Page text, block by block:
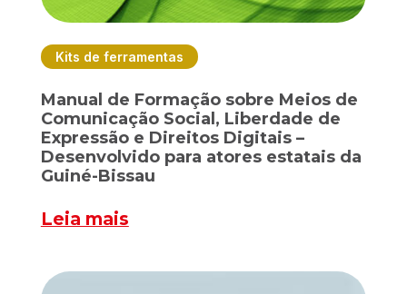
Kits de ferramentas
Manual de Formação sobre Meios de
Comunicação Social, Liberdade de
Expressão e Direitos Digitais –
Desenvolvido para atores estatais da
Guiné-Bissau
Leia mais